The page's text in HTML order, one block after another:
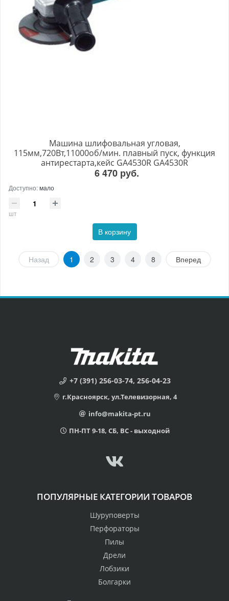
Машина шлифовальная угловая,
115мм,720Вт,11000об/мин. плавный пуск, функция
антирестарта,кейс GA4530R GA4530R
6 470 руб.
Доступно:мало
шт
В корзину
Назад 1 2 3 4 8 Вперед
+7 (391) 256-03-74, 256-04-23
г.Красноярск, ул.Телевизорная, 4
info@makita-pt.ru
ПН-ПТ 9-18, СБ, ВС - выходной
ПОПУЛЯРНЫЕ КАТЕГОРИИ ТОВАРОВ
Шуруповерты
Перфораторы
Пилы
Дрели
Лобзики
Болгарки